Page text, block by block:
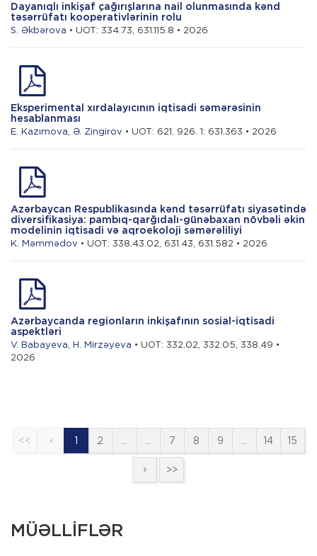
Dayanıqlı inkişaf çağırışlarına nail olunmasında kənd
təsərrüfatı kooperativlərinin rolu
S. Əkbərova • UOT: 334.73, 631.115.8 • 2026
Eksperimental xırdalayıcının iqtisadi səmərəsinin
hesablanması
E. Kazımova, Ə. Zingirov • UOT: 621. 926. 1: 631.363 • 2026
Azərbaycan Respublikasında kənd təsərrüfatı siyasətində
diversifikasiya: pambıq-qarğıdalı-günəbaxan növbəli əkin
modelinin iqtisadi və aqroekoloji səmərəliliyi
K. Məmmədov • UOT: 338.43.02, 631.43, 631.582 • 2026
Azərbaycanda regionların inkişafının sosial-iqtisadi
aspektləri
V. Babayeva, H. Mirzəyeva • UOT: 332.02, 332.05, 338.49 •
2026
<< 1 2 … … 7 8 9 … 14 15
>>
MÜƏLLİFLƏR